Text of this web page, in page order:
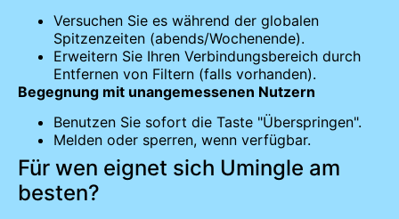
Versuchen Sie es während der globalen
Spitzenzeiten (abends/Wochenende).
Erweitern Sie Ihren Verbindungsbereich durch
Entfernen von Filtern (falls vorhanden).
Begegnung mit unangemessenen Nutzern
Benutzen Sie sofort die Taste "Überspringen".
Melden oder sperren, wenn verfügbar.
Für wen eignet sich Umingle am
besten?